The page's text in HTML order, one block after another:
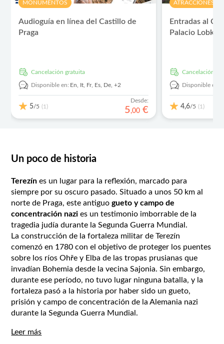
MONUMENTOS
Audioguía en línea del Castillo de
Praga
cancelación gratuita
Disponible en: En, It, Fr, Es, De,+2
5/5 (1)
Desde:
5,00 €
ATRACCIONES Y
Entradas al
Palacio
cancelación
Disponible en:
4,6/5 (1)
Un poco de historia
Terezínes un lugar para la reflexión, marcado para
siempre por su oscuro pasado. Situado a unos 50 km al
norte de Praga, este antiguogueto y campo de
concentración nazi es un testimonio imborrable de la
tragedia judía durante la Segunda Guerra Mundial.
La construcción de la fortaleza militar de Terezín
comenzó en 1780 con el objetivo de proteger los puentes
sobre los ríos Ohře y Elba de las tropas prusianas que
invadían Bohemia desde la vecina Sajonia. Sin embargo,
durante ese período, no tuvo lugar ninguna batalla, y la
fortaleza pasó a la historia por haber sido un gueto,
prisión y campo de concentración de la Alemania nazi
durante la Segunda Guerra Mundial.
Leer más